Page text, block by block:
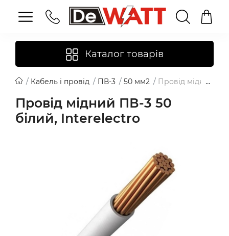
Каталог товарів
Кабель і провід ПВ-3 50 мм2 Провід мідний
Провід мідний ПВ-3 50
білий, Interelectro